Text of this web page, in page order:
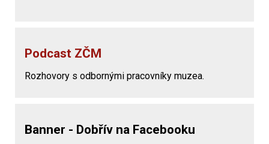
Podcast ZČM
Rozhovory s odbornými pracovníky muzea.
Banner - Dobřív na Facebooku